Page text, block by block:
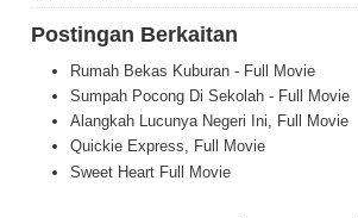
Postingan Berkaitan
Rumah Bekas Kuburan - Full Movie
Sumpah Pocong Di Sekolah - Full Movie
Alangkah Lucunya Negeri Ini, Full Movie
Quickie Express, Full Movie
Sweet Heart Full Movie